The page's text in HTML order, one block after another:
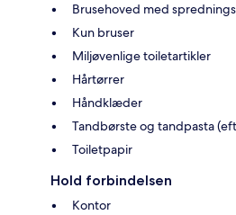
Brusehoved med
Kun bruser
Miljøvenlige toiletartikler
Hårtørrer
Håndklæder
Tandbørste og tandpasta
Toiletpapir
Hold forbindelsen
Kontor